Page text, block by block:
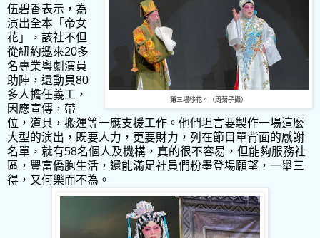
第三場移花。（周菊子攝）
伍碧香表示，為
演出全本「帝女
花」，該社不但
從紐約邀來20多
名專業粵劇演員
助陣，還動員80
多人擔任義工，
因應宣傳，帶
位，道具，搬運等一應支援工作。他們坦言要製作一場這麼
大型的演出，既要人力，更要財力，列在節目單背面的感謝
名單，就有58名個人及機構，真的很不容易，但能夠服務社
區，豐富僑胞生活，還能滿足社員們粉墨登場願望，一舉三
得，又何樂而不為。